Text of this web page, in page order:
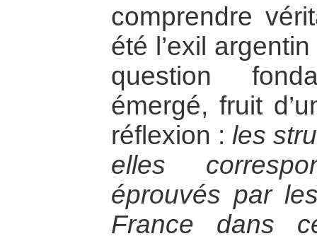
comprendre
été l’exil
question
émergé, fruit
réflexion : les
elles
éprouvés par
France dans